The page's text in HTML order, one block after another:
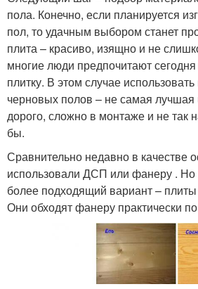
пола. Конечно, если планируется
пол, то удачным выбором станет
плита – красиво, изящно и не
многие люди предпочитают
плитку. В этом случае
черновых полов – не самая
дорого, сложно в монтаже и не так
бы.
Сравнительно недавно в качестве
использовали ДСП или фанеру . Но
более подходящий вариант –
Они обходят фанеру практически